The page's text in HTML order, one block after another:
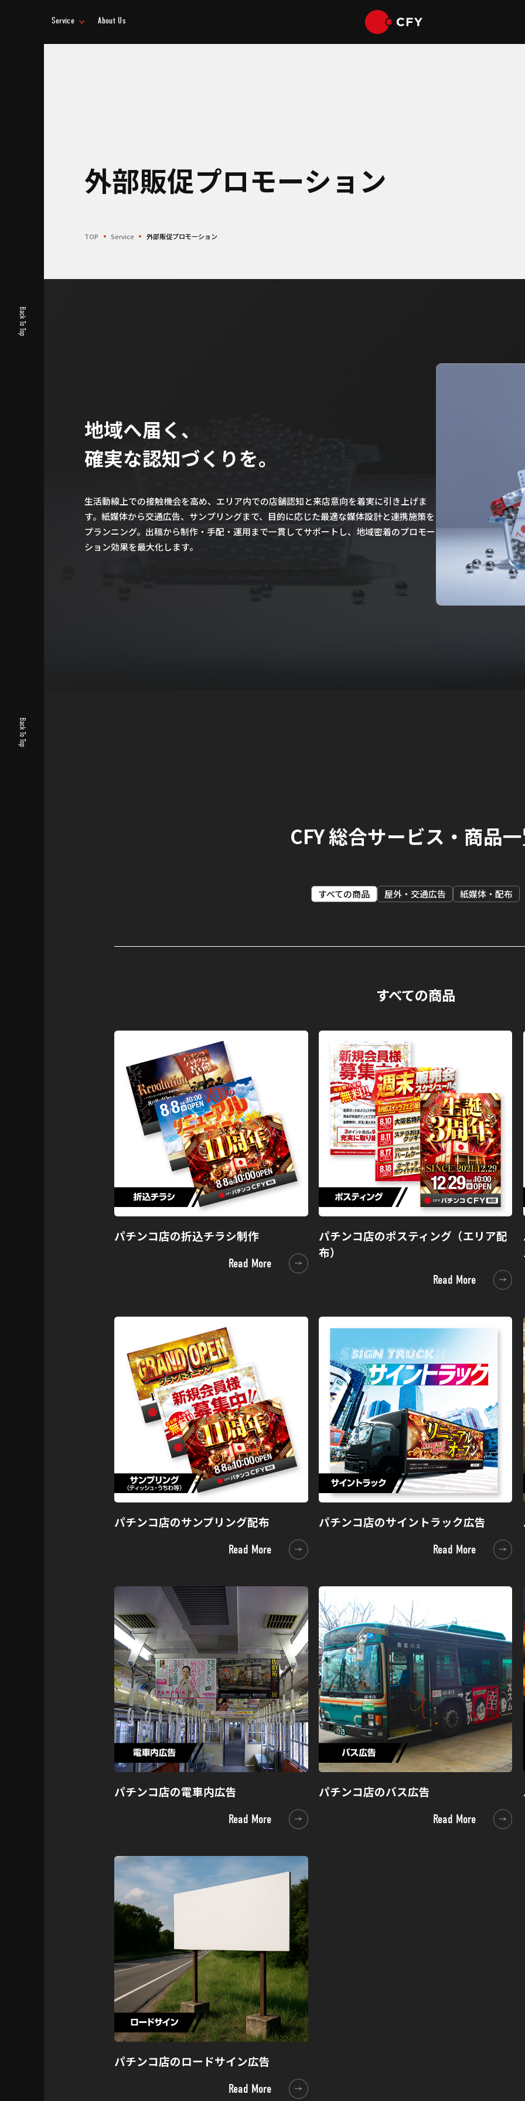
Service About Us
外部販促プロモーション
TOP Service 外部販促プロモーション
Back To Top
地域へ届く、
確実な認知づくりを。
生活動線上での接触機会を高め、エリア内での店舗認知と来店意向を着実に引き上げま
す。紙媒体から交通広告、サンプリングまで、目的に応じた最適な媒体設計と連携施策を
プランニング。出稿から制作・手配・運用まで一貫してサポートし、地域密着のプロモー
ション効果を最大化します。
Back To Top
CFY 総合サービス・商品
すべての商品 屋外・交通広告 紙媒体・配布
すべての商品
パチンコ店の折込チラシ制作
Read More
パチンコ店のポスティング（エリア配
布）
Read More
パチンコ店のサンプリング配布
Read More
パチンコ店のサイントラック広告
Read More
パチンコ店の電車内広告
Read More
パチンコ店のバス広告
Read More
パチンコ店のロードサイン広告
Read More